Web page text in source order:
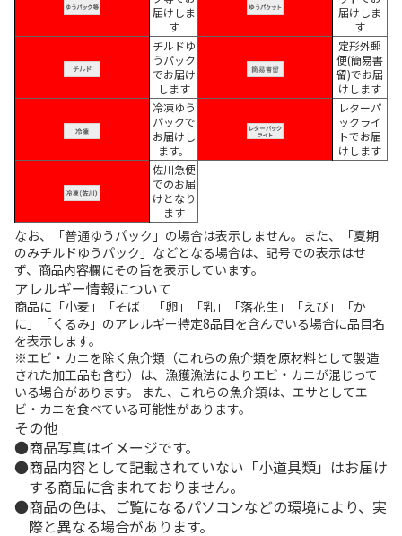
届けしま
す
届けしま
す
チルドゆ
うパック
でお届け
します
定形外郵
便(簡易書
留)でお届
けします
冷凍ゆう
パックで
お届けし
ます。
レターパ
ックライ
トでお届
けします
佐川急便
でのお届
けとなり
ます
なお、「普通ゆうパック」の場合は表示しません。また、「夏期
のみチルドゆうパック」などとなる場合は、記号での表示はせ
ず、商品内容欄にその旨を表示しています。
アレルギー情報について
商品に「小麦」「そば」「卵」「乳」「落花生」「えび」「か
に」「くるみ」のアレルギー特定8品目を含んでいる場合に品目名
を表示します。
※エビ・カニを除く魚介類（これらの魚介類を原材料として製造
された加工品も含む）は、漁獲漁法によりエビ・カニが混じって
いる場合があります。 また、これらの魚介類は、エサとしてエ
ビ・カニを食べている可能性があります。
その他
商品写真はイメージです。
商品内容として記載されていない「小道具類」はお届け
する商品に含まれておりません。
商品の色は、ご覧になるパソコンなどの環境により、実
際と異なる場合があります。